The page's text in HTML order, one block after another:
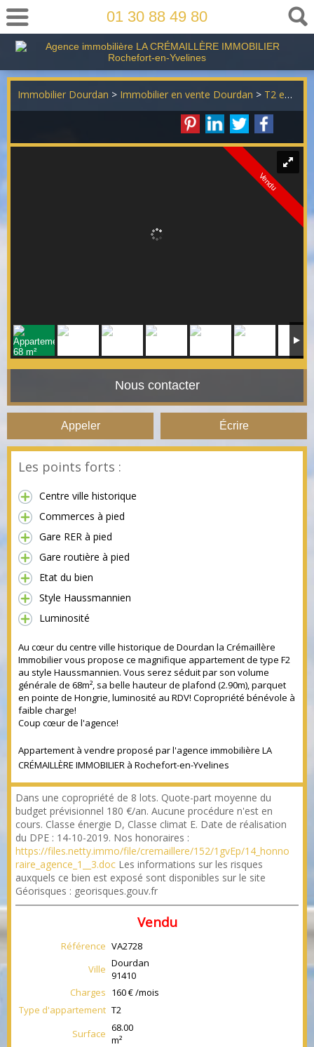
01 30 88 49 80
Immobilier Dourdan > Immobilier en vente Dourdan > T2 en vente Dourdan
Vendu
Nous contacter
Appeler Écrire
Les points forts :
Centre ville historique
Commerces à pied
Gare RER à pied
Gare routière à pied
Etat du bien
Style Haussmannien
Luminosité
Au cœur du centre ville historique de Dourdan la Crémaillère
Immobilier vous propose ce magnifique appartement de type F2
au style Haussmannien. Vous serez séduit par son volume
générale de 68m², sa belle hauteur de plafond (2.90m), parquet
en pointe de Hongrie, luminosité au RDV! Copropriété bénévole à
faible charge!
Coup cœur de l'agence!
Appartement à vendre proposé par l'agence immobilière LA
CRÉMAILLÈRE IMMOBILIER à Rochefort-en-Yvelines
Dans une copropriété de 8 lots. Quote-part moyenne du
budget prévisionnel 180 €/an. Aucune procédure n'est en
cours. Classe énergie D, Classe climat E. Date de réalisation
du DPE : 14-10-2019. Nos honoraires :
https://files.netty.immo/file/cremaillere/152/1gvEp/14_honno
raire_agence_1__3.doc Les informations sur les risques
auxquels ce bien est exposé sont disponibles sur le site
Géorisques : georisques.gouv.fr
Vendu
Référence VA2728
Ville Dourdan
91410
Charges 160 € /mois
Type d'appartement T2
Surface 68.00
m²